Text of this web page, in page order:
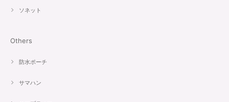
ソネット
Others
防水ポーチ
サマハン